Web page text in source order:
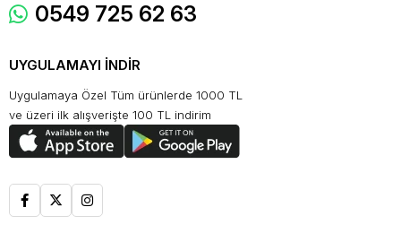
0549 725 62 63
UYGULAMAYI İNDİR
Uygulamaya Özel Tüm ürünlerde 1000 TL
ve üzeri ilk alışverişte 100 TL indirim